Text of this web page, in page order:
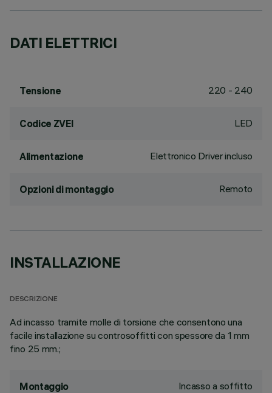
DATI ELETTRICI
Tensione 220 - 240
Codice ZVEI LED
Alimentazione Elettronico Driver incluso
Opzioni di montaggio Remoto
INSTALLAZIONE
DESCRIZIONE
Ad incasso tramite molle di torsione che consentono una
facile installazione su controsoffitti con spessore da 1 mm
fino 25 mm.;
Montaggio Incasso a soffitto